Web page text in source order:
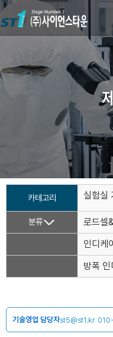
카테고리 실험실
분류
로드셀
인디케
방폭 인
기술영업 담당자st5@st1.kr